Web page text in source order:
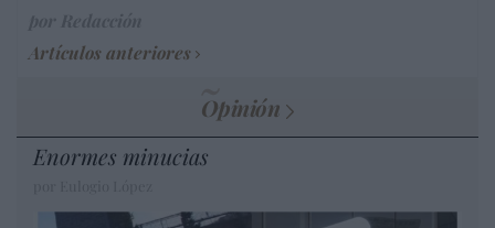
Artículos anteriores
Opinión
Enormes minucias